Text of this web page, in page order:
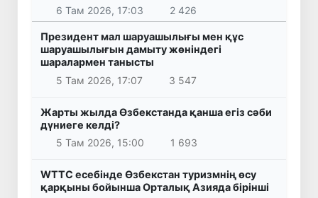
6 Там 2026, 17:03 2 426
Президент мал шаруашылығы мен құс
шаруашылығын дамыту жөніндегі
шаралармен танысты
5 Там 2026, 17:07
3 547
Жарты жылда Өзбекстанда қанша егіз сәби
дүниеге келді?
5 Там 2026, 15:00
1 693
WTTC есебінде Өзбекстан туризмнің өсу
қарқыны бойынша Орталық Азияда бірінші